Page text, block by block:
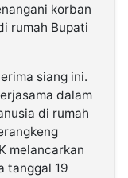
korban
rumah Bupati
siang ini.
dalam
di rumah
melancarkan
tanggal 19